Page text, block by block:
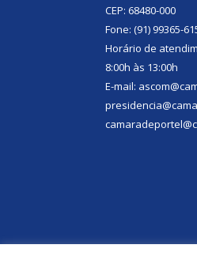
CEP: 68480-000
Fone: (91) 99365-
Horário de
8:00h às 13:00h
E-mail: